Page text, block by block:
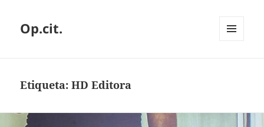
Op.cit.
Etiqueta:HD Editora